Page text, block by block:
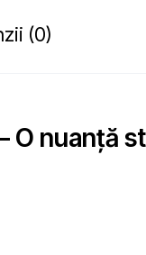
(0)
O nuanță